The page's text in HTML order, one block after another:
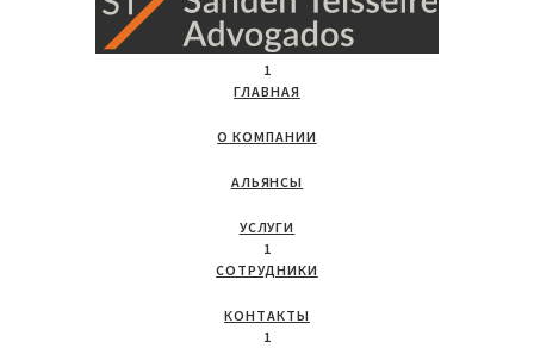
1
ГЛАВНАЯ
О КОМПАНИИ
АЛЬЯНСЫ
УСЛУГИ
1
СОТРУДНИКИ
КОНТАКТЫ
1